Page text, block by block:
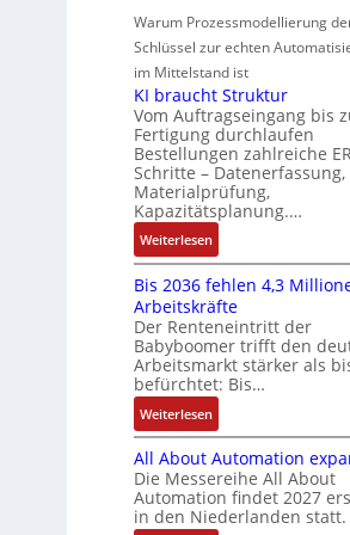
g
e
M
o
e
n
a
u
f
n
a
h
m
e
,
g
p
ä
g
t
k
n
F
a
n
u
c
C
N
C
-
y
s
e
m
e
e
s
c
h
ä
f
t
s
f
ü
h
r
e
r
z
u
m
V
o
r
s
y
s
t
è
m
e
s
:
Q
2
-
E
r
g
e
b
n
i
s
s
e
b
e
e
r
V
e
r
t
r
i
e
b
s
-
u
n
d
M
a
r
k
e
t
Warum Prozessmodellierung
Schlüssel zur echten
im Mittelstand ist
KI braucht Struktur
Vom Auftragseingang bis
Fertigung durchlaufen
Bestellungen zahlreiche
Schritte – Datenerfassung,
Materialprüfung,
Kapazitätsplanung.…
Weiterlesen:
K
I
b
r
a
u
c
h
t
S
t
r
Bis 2036 fehlen 4,3
Arbeitskräfte
Der Renteneintritt der
Babyboomer trifft den
Arbeitsmarkt stärker als
befürchtet: Bis…
Weiterlesen:
B
i
s
2
0
All About Automation
Die Messereihe All About
Automation findet 2027
in den Niederlanden